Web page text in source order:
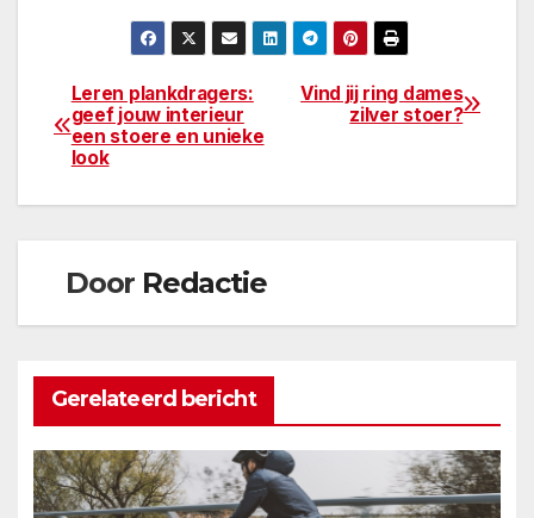
BerichtnavigatieVind jij ring dames
zilver stoer?
Leren plankdragers:
geef jouw interieur
een stoere en unieke
look
Door Redactie
Gerelateerd bericht